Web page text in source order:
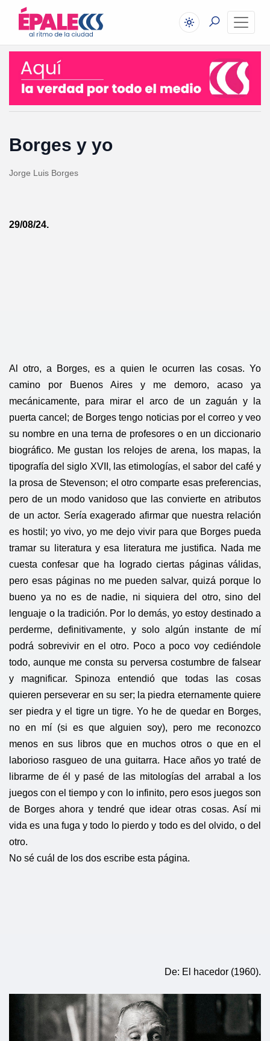
Borges y yo
Jorge Luis Borges
29/08/24.
Al otro, a Borges, es a quien le ocurren las cosas. Yo
camino por Buenos Aires y me demoro, acaso ya
mecánicamente, para mirar el arco de un zaguán y la
puerta cancel; de Borges tengo noticias por el correo y veo
su nombre en una terna de profesores o en un diccionario
biográfico. Me gustan los relojes de arena, los mapas, la
tipografía del siglo XVII, las etimologías, el sabor del café y
la prosa de Stevenson; el otro comparte esas preferencias,
pero de un modo vanidoso que las convierte en atributos
de un actor. Sería exagerado afirmar que nuestra relación
es hostil; yo vivo, yo me dejo vivir para que Borges pueda
tramar su literatura y esa literatura me justifica. Nada me
cuesta confesar que ha logrado ciertas páginas válidas,
pero esas páginas no me pueden salvar, quizá porque lo
bueno ya no es de nadie, ni siquiera del otro, sino del
lenguaje o la tradición. Por lo demás, yo estoy destinado a
perderme, definitivamente, y solo algún instante de mí
podrá sobrevivir en el otro. Poco a poco voy cediéndole
todo, aunque me consta su perversa costumbre de falsear
y magnificar. Spinoza entendió que todas las cosas
quieren perseverar en su ser; la piedra eternamente quiere
ser piedra y el tigre un tigre. Yo he de quedar en Borges,
no en mí (si es que alguien soy), pero me reconozco
menos en sus libros que en muchos otros o que en el
laborioso rasgueo de una guitarra. Hace años yo traté de
librarme de él y pasé de las mitologías del arrabal a los
juegos con el tiempo y con lo infinito, pero esos juegos son
de Borges ahora y tendré que idear otras cosas. Así mi
vida es una fuga y todo lo pierdo y todo es del olvido, o del
otro.
No sé cuál de los dos escribe esta página.
De: El hacedor (1960).